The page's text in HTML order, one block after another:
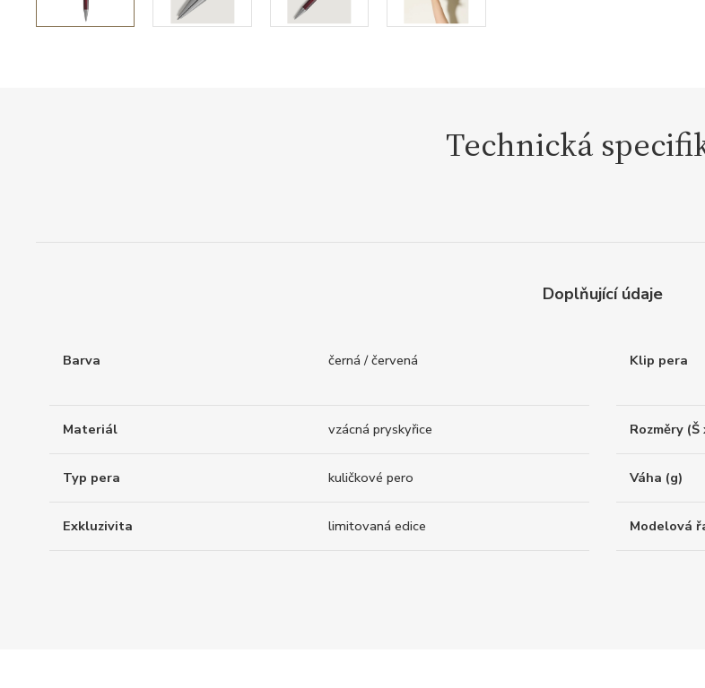
Technická
Doplňující údaje
Barva černá / červená Klip pera
Materiál vzácná pryskyřice Rozměry (Š
Typ pera kuličkové pero Váha (g)
Exkluzivita limitovaná edice Modelová